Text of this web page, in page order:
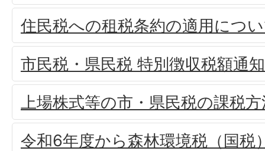
住民税への租税条約の適用につ
市民税・県民税 特別徴収税額通
上場株式等の市・県民税の課税
令和6年度から森林環境税（国税